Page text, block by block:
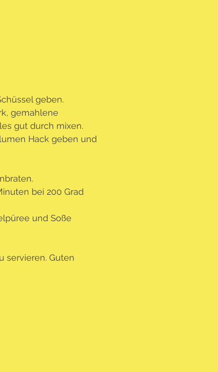
geben.
gemahlene
gut durch mixen.
Hack geben und
bei 200 Grad
und Soße
servieren. Guten